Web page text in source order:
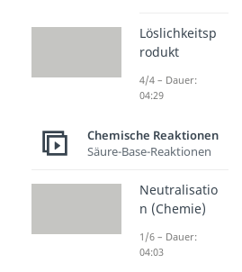
Löslichkeitsp
rodukt
4/4 – Dauer:
04:29
Chemische Reaktionen
Säure-Base-Reaktionen
Neutralisatio
n (Chemie)
1/6 – Dauer:
04:03